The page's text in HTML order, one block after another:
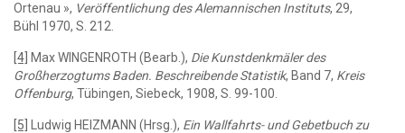
Ortenau », Veröffentlichung des Alemannischen Instituts, 29,
Bühl 1970, S. 212.
[4] Max WINGENROTH (Bearb.), Die Kunstdenkmäler des
Großherzogtums Baden. Beschreibende Statistik, Band 7, Kreis
Offenburg, Tübingen, Siebeck, 1908, S. 99-100.
[5] Ludwig HEIZMANN (Hrsg.), Ein Wallfahrts- und Gebetbuch zu